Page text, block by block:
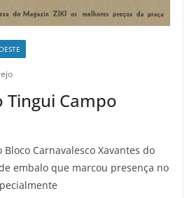
Tingui Campo
Bloco Carnavalesco Xavantes do
embalo que marcou presença no